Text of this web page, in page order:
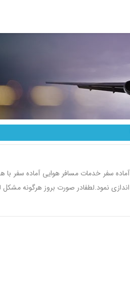
آماده سفر خدمات مسافر هوایی آماده سفر
اندازی نمود.لطفادر صورت بروز هرگونه